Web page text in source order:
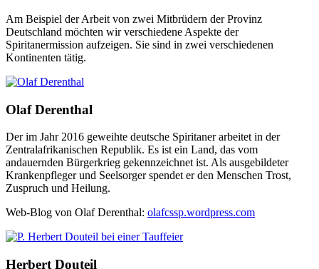
Am Beispiel der Arbeit von zwei Mitbrüdern der Provinz
Deutschland möchten wir verschiedene Aspekte der
Spiritanermission aufzeigen. Sie sind in zwei verschiedenen
Kontinenten tätig.
Olaf Derenthal
Der im Jahr 2016 geweihte deutsche Spiritaner arbeitet in der
Zentralafrikanischen Republik. Es ist ein Land, das vom
andauernden Bürgerkrieg gekennzeichnet ist. Als ausgebildeter
Krankenpfleger und Seelsorger spendet er den Menschen Trost,
Zuspruch und Heilung.
Web-Blog von Olaf Derenthal: olafcssp.wordpress.com
Herbert Douteil